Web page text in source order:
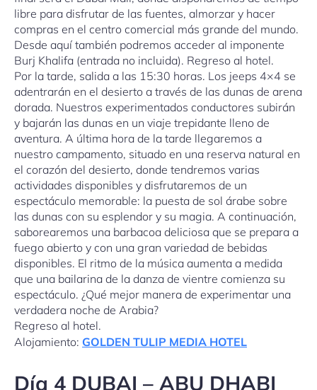
libre para disfrutar de las fuentes, almorzar y hacer
compras en el centro comercial más grande del mundo.
Desde aquí también podremos acceder al imponente
Burj Khalifa (entrada no incluida). Regreso al hotel.
Por la tarde, salida a las 15:30 horas. Los jeeps 4×4 se
adentrarán en el desierto a través de las dunas de arena
dorada. Nuestros experimentados conductores subirán
y bajarán las dunas en un viaje trepidante lleno de
aventura. A última hora de la tarde llegaremos a
nuestro campamento, situado en una reserva natural en
el corazón del desierto, donde tendremos varias
actividades disponibles y disfrutaremos de un
espectáculo memorable: la puesta de sol árabe sobre
las dunas con su esplendor y su magia. A continuación,
saborearemos una barbacoa deliciosa que se prepara a
fuego abierto y con una gran variedad de bebidas
disponibles. El ritmo de la música aumenta a medida
que una bailarina de la danza de vientre comienza su
espectáculo. ¿Qué mejor manera de experimentar una
verdadera noche de Arabia?
Regreso al hotel.
Alojamiento: GOLDEN TULIP MEDIA HOTEL
Día 4 DUBAI – ABU DHABI